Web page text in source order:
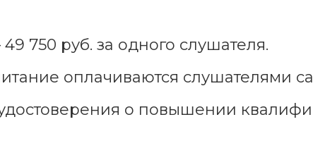
750 руб. за одного слушателя.
оплачиваются слушателями
о повышении